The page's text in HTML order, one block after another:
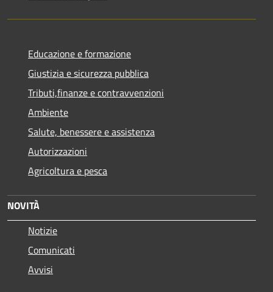
Educazione e formazione
Giustizia e sicurezza pubblica
Tributi,finanze e contravvenzioni
Ambiente
Salute, benessere e assistenza
Autorizzazioni
Agricoltura e pesca
NOVITÀ
Notizie
Comunicati
Avvisi